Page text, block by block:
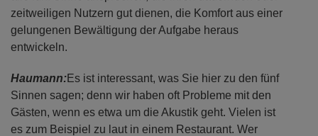
zeitweiligen Nutzern gut dienen, die Komfort aus einer
gelungenen Bewältigung der Aufgabe heraus
entwickeln.
Haumann:Es ist interessant, was Sie hier zu den fünf
Sinnen sagen; denn wir haben oft Probleme mit den
Gästen, wenn es etwa um die Akustik geht. Vielen ist
es zum Beispiel zu laut in einem Restaurant. Wer